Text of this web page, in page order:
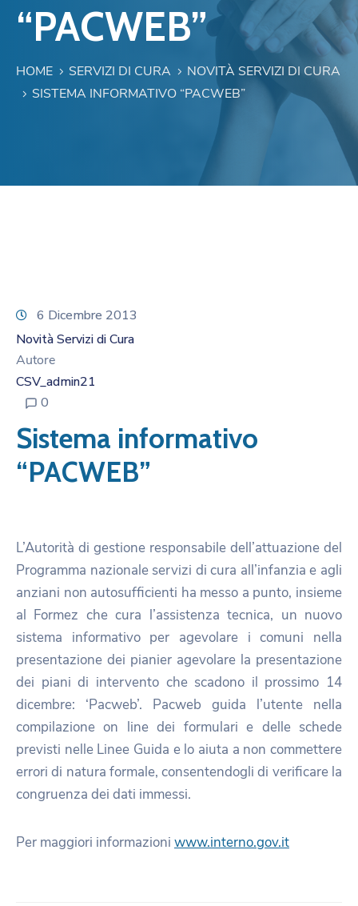
“PACWEB”
HOME SERVIZI DI CURA
NOVITÀ SERVIZI DI CURA
SISTEMA INFORMATIVO “PACWEB”
6 Dicembre 2013
Novità Servizi di Cura
Autore
CSV_admin21
0
Sistema informativo
“PACWEB”
L’Autorità di gestione responsabile dell’attuazione del
Programma nazionale servizi di cura all’infanzia e agli
anziani non autosufficienti ha messo a punto, insieme
al Formez che cura l’assistenza tecnica, un nuovo
sistema informativo per agevolare i comuni nella
presentazione dei pianier agevolare la presentazione
dei piani di intervento che scadono il prossimo 14
dicembre: ‘Pacweb’. Pacweb guida l’utente nella
compilazione on line dei formulari e delle schede
previsti nelle Linee Guida e lo aiuta a non commettere
errori di natura formale, consentendogli di verificare la
congruenza dei dati immessi.
Per maggiori informazioni www.interno.gov.it